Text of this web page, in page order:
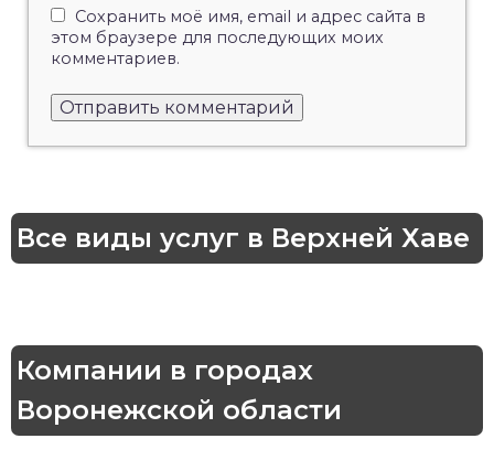
Сохранить моё имя, email и адрес сайта в
этом браузере для последующих моих
комментариев.
Все виды услуг в Верхней Хаве
Компании в городах
Воронежской области